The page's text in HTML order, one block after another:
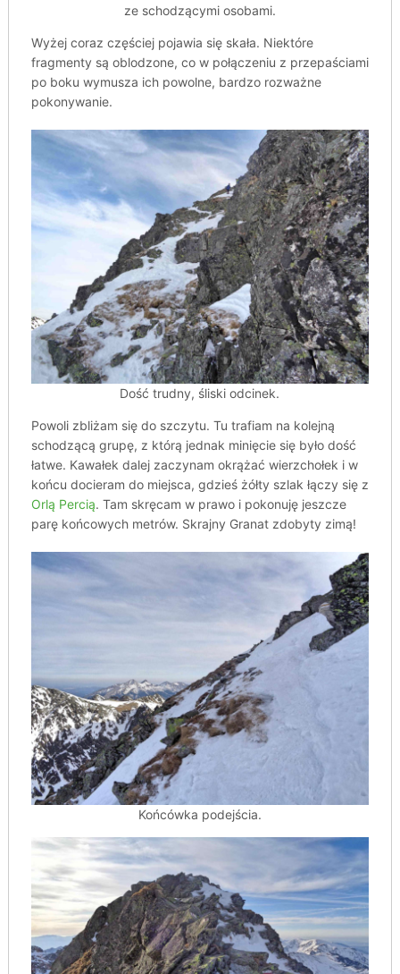
ze schodzącymi osobami.
Wyżej coraz częściej pojawia się skała. Niektóre
fragmenty są oblodzone, co w połączeniu z przepaściami
po boku wymusza ich powolne, bardzo rozważne
pokonywanie.
Dość trudny, śliski odcinek.
Powoli zbliżam się do szczytu. Tu trafiam na kolejną
schodzącą grupę, z którą jednak minięcie się było dość
łatwe. Kawałek dalej zaczynam okrążać wierzchołek i w
końcu docieram do miejsca, gdzieś żółty szlak łączy się z
Orlą Percią. Tam skręcam w prawo i pokonuję jeszcze
parę końcowych metrów. Skrajny Granat zdobyty zimą!
Końcówka podejścia.